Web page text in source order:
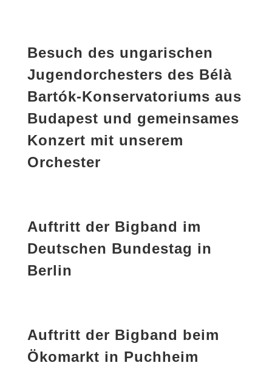
Besuch des ungarischen
Jugendorchesters des Bélà
Bartók-Konservatoriums aus
Budapest und gemeinsames
Konzert mit unserem
Orchester
Auftritt der Bigband im
Deutschen Bundestag in
Berlin
Auftritt der Bigband beim
Ökomarkt in Puchheim